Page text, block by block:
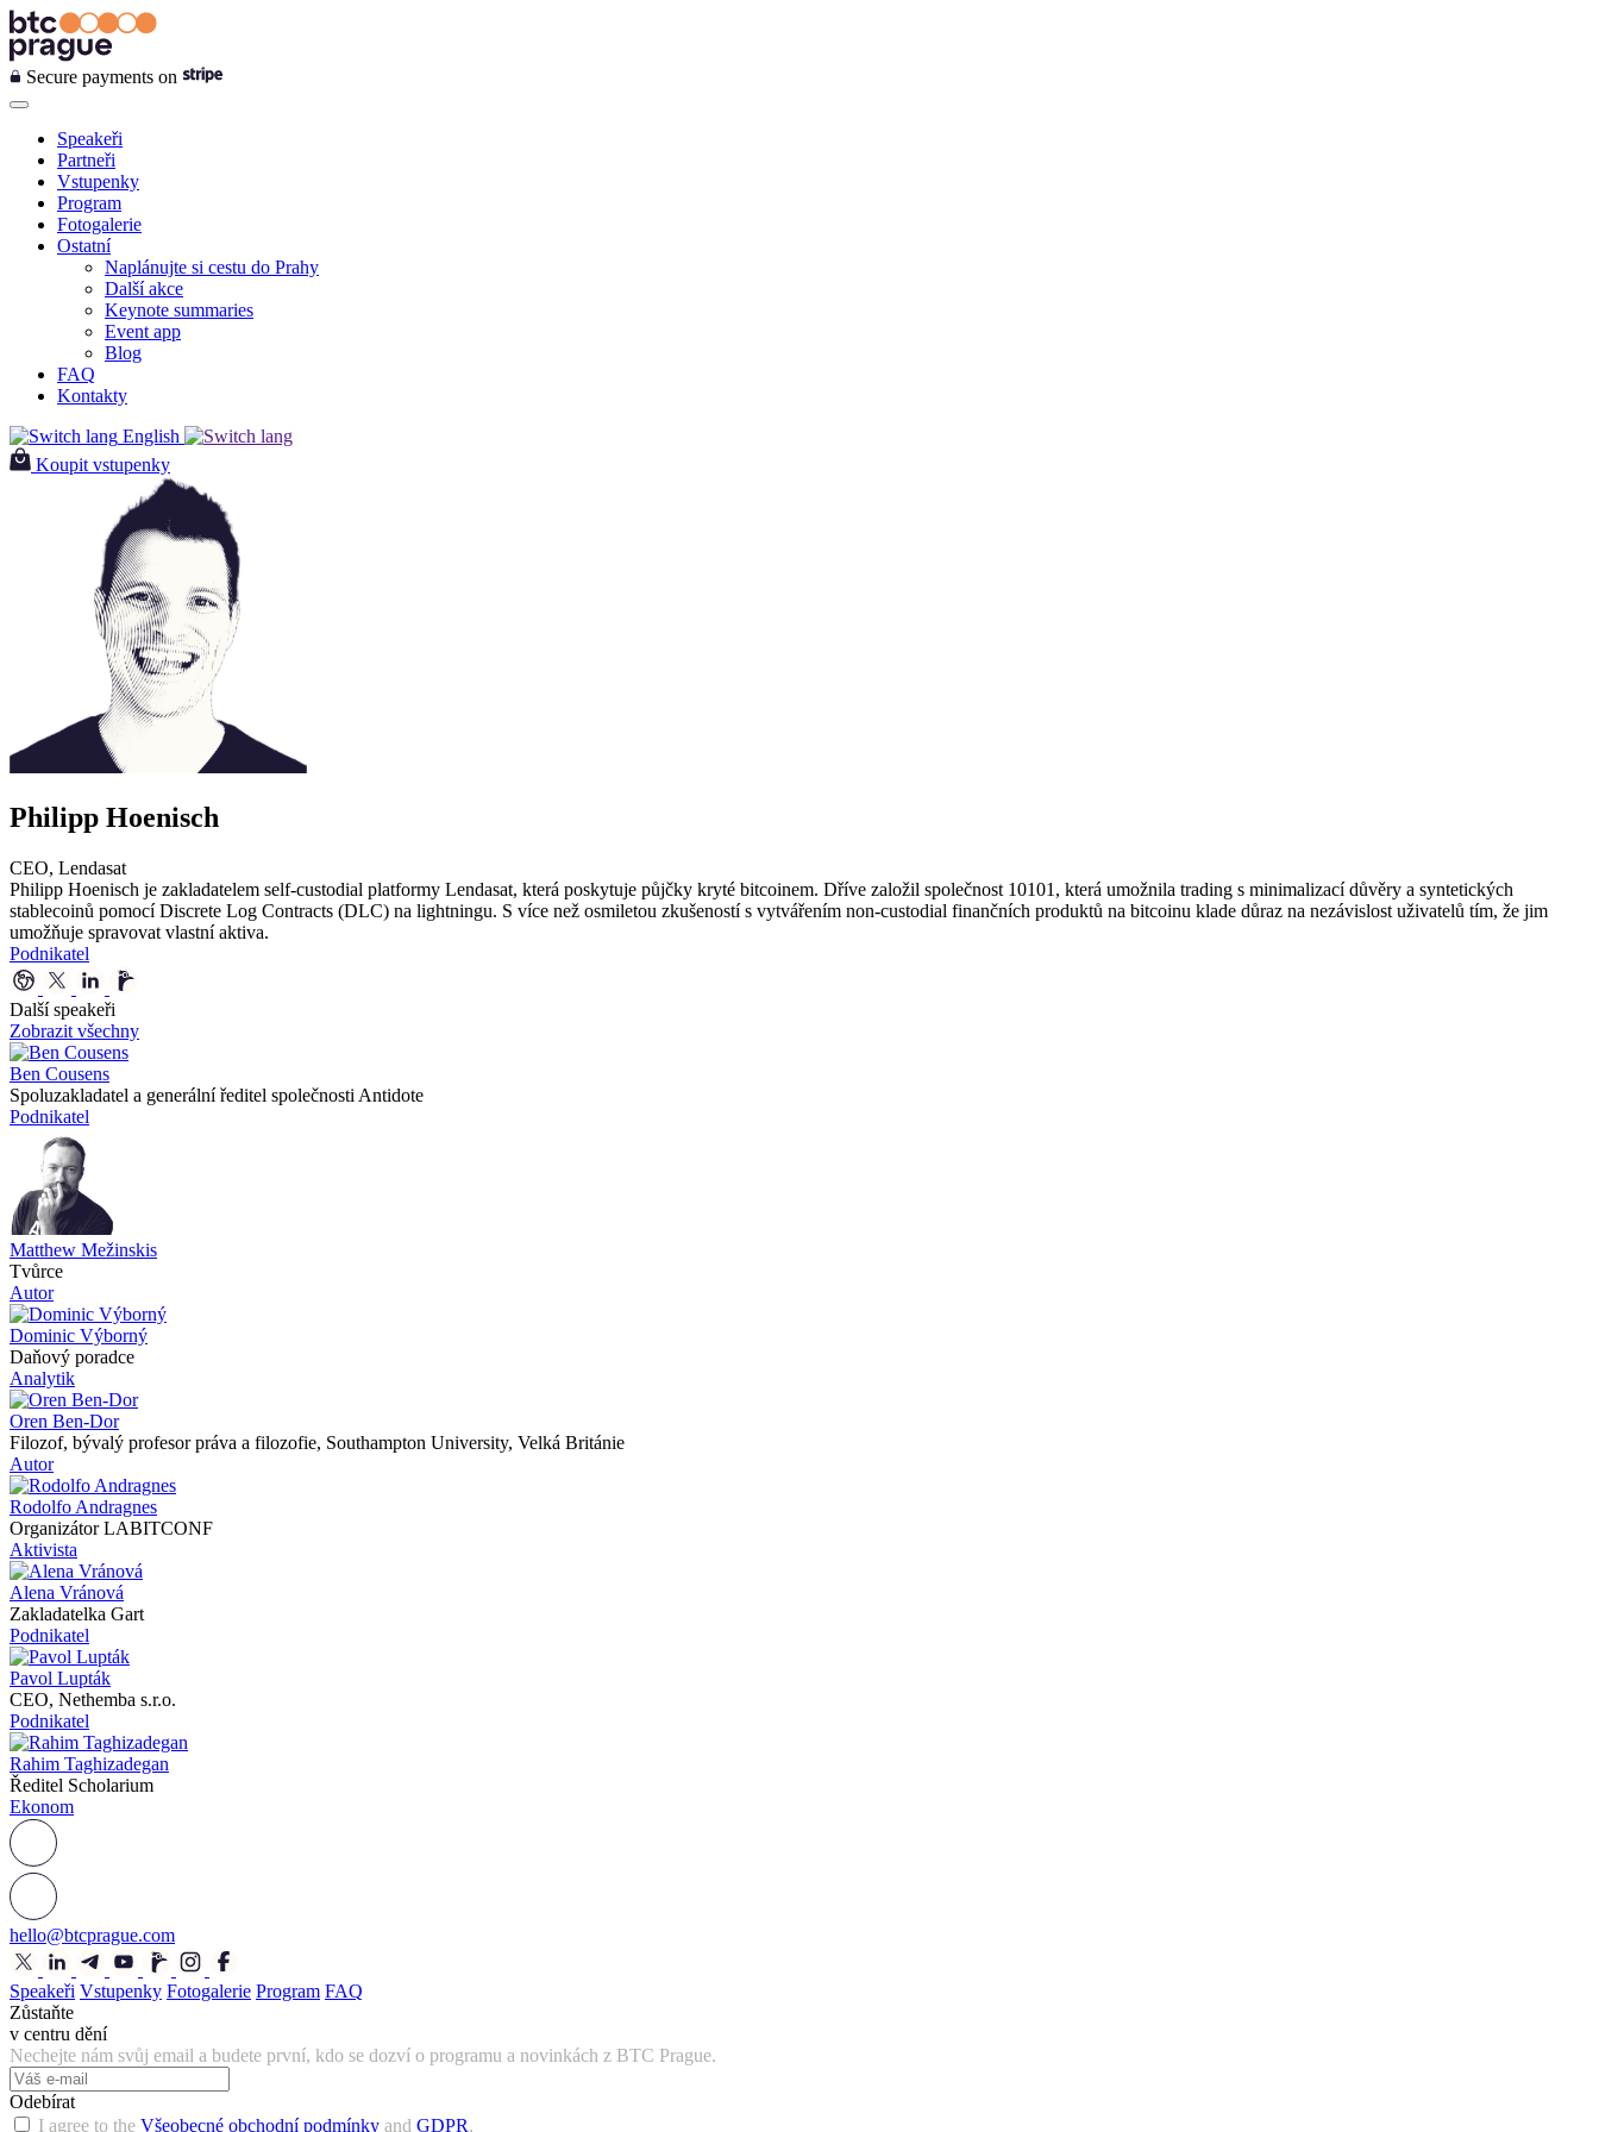
Secure payments on
Speakeři
Partneři
Vstupenky
Program
Fotogalerie
Ostatní
Naplánujte si cestu do Prahy
Další akce
Keynote summaries
Event app
Blog
FAQ
Kontakty
English
Koupit vstupenky
Philipp Hoenisch
CEO, Lendasat
Philipp Hoenisch je zakladatelem self-custodial platformy Lendasat, která poskytuje půjčky kryté bitcoinem. Dříve založil společnost 10101, která umožnila trading s minimalizací důvěry a syntetických
stablecoinů pomocí Discrete Log Contracts (DLC) na lightningu. S více než osmiletou zkušeností s vytvářením non-custodial finančních produktů na bitcoinu klade důraz na nezávislost uživatelů tím, že jim
umožňuje spravovat vlastní aktiva.
Podnikatel
Další speakeři
Zobrazit všechny
Ben Cousens
Spoluzakladatel a generální ředitel společnosti Antidote
Podnikatel
Matthew Mežinskis
Tvůrce
Autor
Dominic Výborný
Daňový poradce
Analytik
Oren Ben-Dor
Filozof, bývalý profesor práva a filozofie, Southampton University, Velká Británie
Autor
Rodolfo Andragnes
Organizátor LABITCONF
Aktivista
Alena Vránová
Zakladatelka Gart
Podnikatel
Pavol Lupták
CEO, Nethemba s.r.o.
Podnikatel
Rahim Taghizadegan
Ředitel Scholarium
Ekonom
hello@btcprague.com
Speakeři Vstupenky Fotogalerie Program FAQ
Zůstaňte
v centru dění
Nechejte nám svůj email a budete první, kdo se dozví o programu a novinkách z BTC Prague.
Odebírat
I agree to the Všeobecné obchodní podmínky and GDPR.